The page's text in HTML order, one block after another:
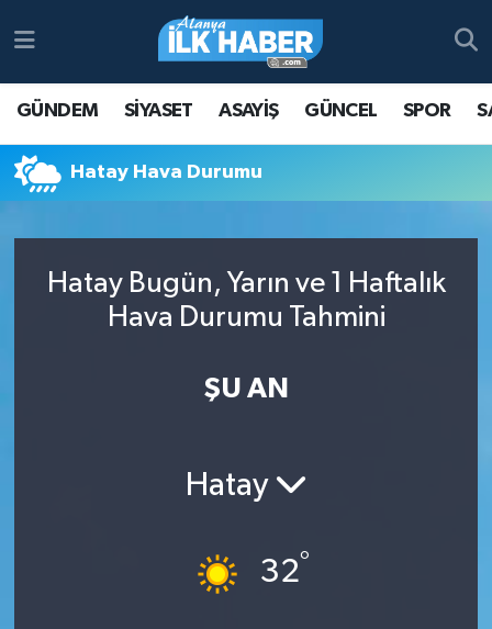
GÜNDEM SİYASET ASAYİŞ GÜNCEL SPOR
Hatay Hava Durumu
Hatay Bugün, Yarın ve 1 Haftalık
Hava Durumu Tahmini
ŞU AN
Hatay
32°
Antalya Nöbetçi Eczaneler
Süper Lig Puan Durumu ve Fikstür